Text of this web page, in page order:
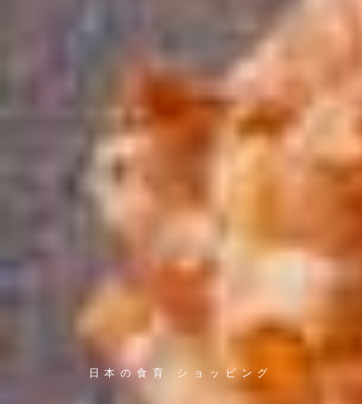
日本の食育 ショッピング